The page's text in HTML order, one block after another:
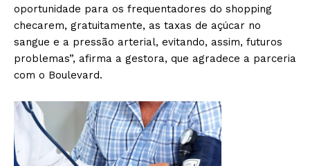
oportunidade para os frequentadores do shopping
checarem, gratuitamente, as taxas de açúcar no
sangue e a pressão arterial, evitando, assim, futuros
problemas”, afirma a gestora, que agradece a parceria
com o Boulevard.